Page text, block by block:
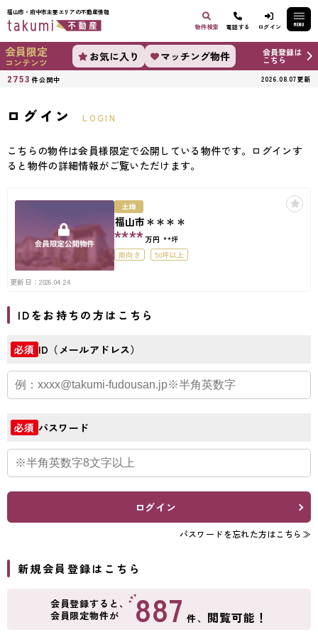
福山市・府中市主要エリアの不動産情報
物件検索
電話する ログイン MENU
会員限定
コンテンツ お気に入り マッチング物件 会員登録は
こちら
2753 件公開中 2026.08.07更新
ログイン LOGIN
こちらの物件は会員様限定で公開している物件です。ログインす
ると物件の詳細情報がご覧いただけます。
土地
福山市＊＊＊＊
**** 万円 **坪
南向き
50坪以上
更新日：2026.04.24
IDをお持ちの方はこちら
必須 ID（メールアドレス）
必須 パスワード
ログイン
パスワードを忘れた方はこちら≫
新規会員登録はこちら
会員登録すると、
会員限定物件が
887 件、 閲覧可能！